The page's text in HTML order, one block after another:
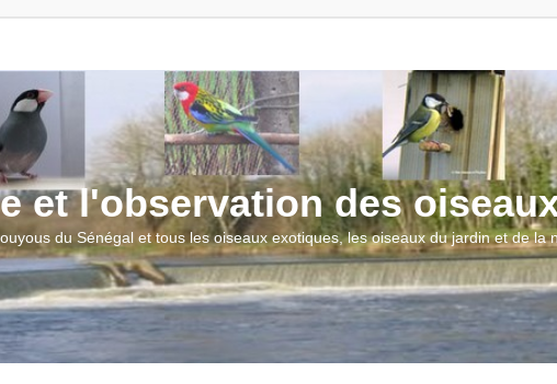
et l'observation des
du Sénégal et tous les oiseaux exotiques, les oiseaux du jardin et de la